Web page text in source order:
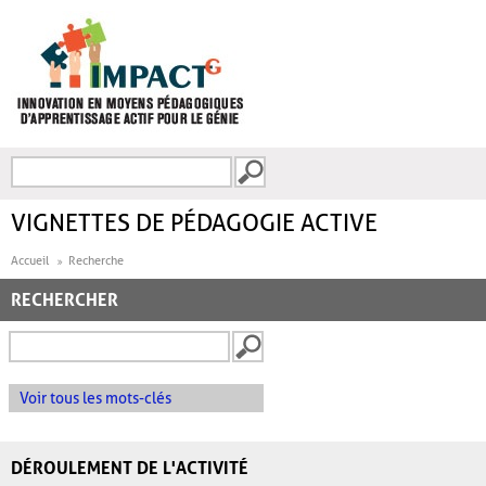
FORMULAIRE DE
VIGNETTES DE PÉDAGOGIE ACTIVE
Accueil Recherche
RECHERCHER
Voir tous les mots-clés
DÉROULEMENT DE L'ACTIVITÉ